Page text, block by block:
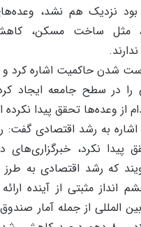
بود نزدیک هم نشد،
مثل ساخت مسکن،
شدن حاکمیت اشاره کرد و
را در سطح جامعه ایجاد
از وعده‌ها تحقق پیدا
اشاره به رشد اقتصادی
پیدا نکرد،
که رشد اقتصادی به
انداز مثبتی از آینده
المللی از جمله آمار